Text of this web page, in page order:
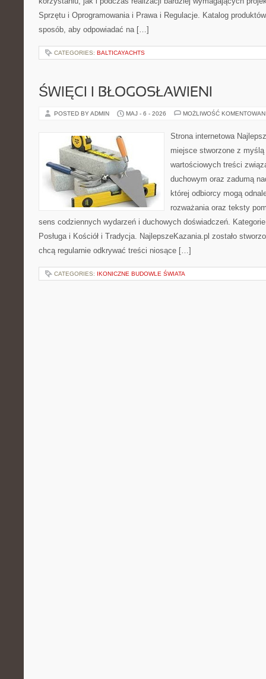
Sprzętu i Oprogramowania i Prawa i Regulacje. Katalog
sposób, aby odpowiadać na […]
CATEGORIES: BALTICAYACHTS
ŚWIĘCI I BŁOGOSŁAWIENI
POSTED BY ADMIN MAJ - 6 - 2026 MOŻLIWOŚĆ
Strona internetowa
miejsce stworzone z
wartościowych treści
duchowym oraz zadumą
której odbiorcy mogą
rozważania oraz teksty
sens codziennych wydarzeń i duchowych doświadczeń.
Posługa i Kościół i Tradycja. NajlepszeKazania.pl zostało
chcą regularnie odkrywać treści niosące […]
CATEGORIES: IKONICZNE BUDOWLE ŚWIATA